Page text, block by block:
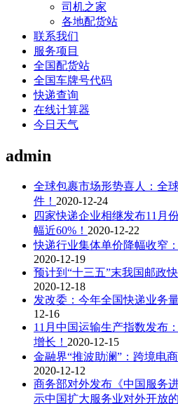
司机之家
各地配货站
联系我们
服务项目
全国配货站
全国车牌号代码
快递查询
在线计算器
今日天气
admin
全球包裹市场形势喜人：全
件！ 2020-12-24
四家快递企业相继发布11月
幅近60%！ 2020-12-22
快递行业集体单价降幅收窄
2020-12-19
预计到“十三五”末我国邮政
2020-12-18
发改委：今年全国快递业务
12-16
11月中国运输生产指数发布
增长！ 2020-12-15
金融界“推波助澜”：跨境电
2020-12-12
商务部对外发布《中国服务
示中国扩大服务业对外开放